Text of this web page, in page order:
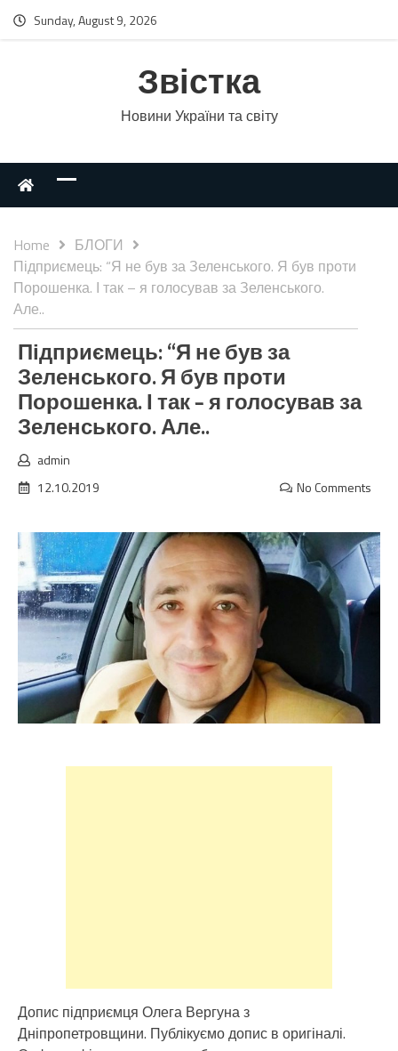
Sunday, August 9, 2026
Звістка
Новини України та світу
Home
БЛОГИ
Підприємець: “Я не був за Зеленського. Я був проти
Порошенка. І так – я голосував за Зеленського.
Але..
Підприємець: “Я не був за
Зеленського. Я був проти
Порошенка. І так – я голосував за
Зеленського. Але..
admin
12.10.2019
No Comments
Допис підприємця Олега Вергуна з
Дніпропетровщини. Публікуємо допис в оригіналі.